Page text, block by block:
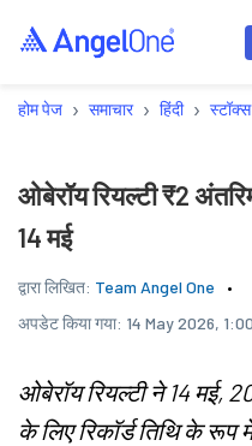
होम पेज › समाचार › हिंदी › स्टॉक्स
ओबेरॉय रियल्टी ₹2
14 मई
द्वारा लिखित: Team Angel One
अपडेट किया गया: 14 May 2026,
ओबेरॉय रियल्टी ने 14 मई,
के लिए रिकॉर्ड तिथि के रूप